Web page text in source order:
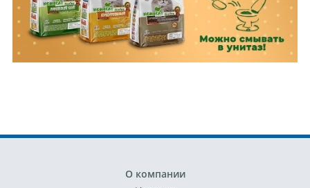
О компании